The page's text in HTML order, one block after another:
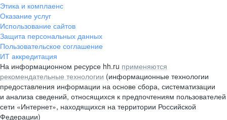
Этика и комплаенс
Оказание услуг
Использование сайтов
Защита персональных данных
Пользовательское соглашение
ИТ аккредитация
На информационном ресурсе hh.ru применяются
рекомендательные технологии (информационные технологии
предоставления информации на основе сбора, систематизации
и анализа сведений, относящихся к предпочтениям пользователей
сети «Интернет», находящихся на территории Российской
Федерации)